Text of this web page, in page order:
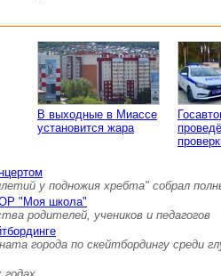
В выходные в Миассе
установится жара
у подножия хребта" собрал
"Моя школа"
родителей, учеников и педагогов
города по скейтбордингу среди